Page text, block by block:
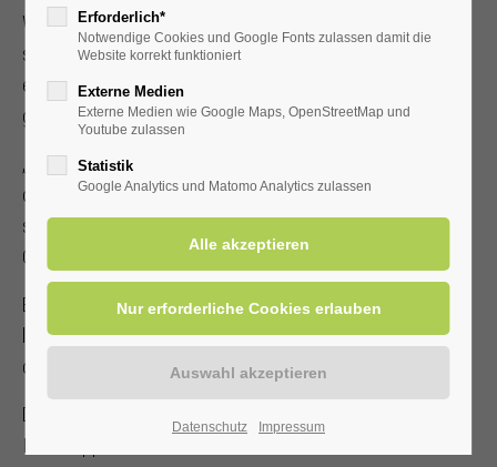
Wer das Sole- und Moorheilbad Bad Westernkotten sowie
seine ebenfalls sehenswerte Umgebung per Fahrrad
erkunden möchte, kann sich in der Tourist-Information zu
günstigen Preisen ein Rad ausleihen.
„Ab sofort verleihen wir auch E-Bikes“, freut sich das Team
der Tourist-Information berichten zu dürfen. Insgesamt
stehen vier E-Bikes und mehrere nicht motorisierte
Cityfahrräder zum Ausleihen zur Verfügung.
Erholungssuchende können ihr Auto im Heilbad stehen
lassen und entschleunigen. Etwa bei einer Radtour durch
die idyllische Natur.
Das Team der Tourist-Information berät Sie gerne und gibt
Ihnen Tipps für schöne Radtouren.
Erforderlich*
Notwendige Cookies und Google Fonts zulassen damit die
Website korrekt funktioniert
Externe Medien
Externe Medien wie Google Maps, OpenStreetMap und
Youtube zulassen
Statistik
Google Analytics und Matomo Analytics zulassen
Datenschutz Impressum